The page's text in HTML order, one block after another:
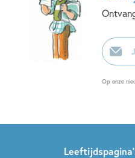
E-
mailadres
Op onze